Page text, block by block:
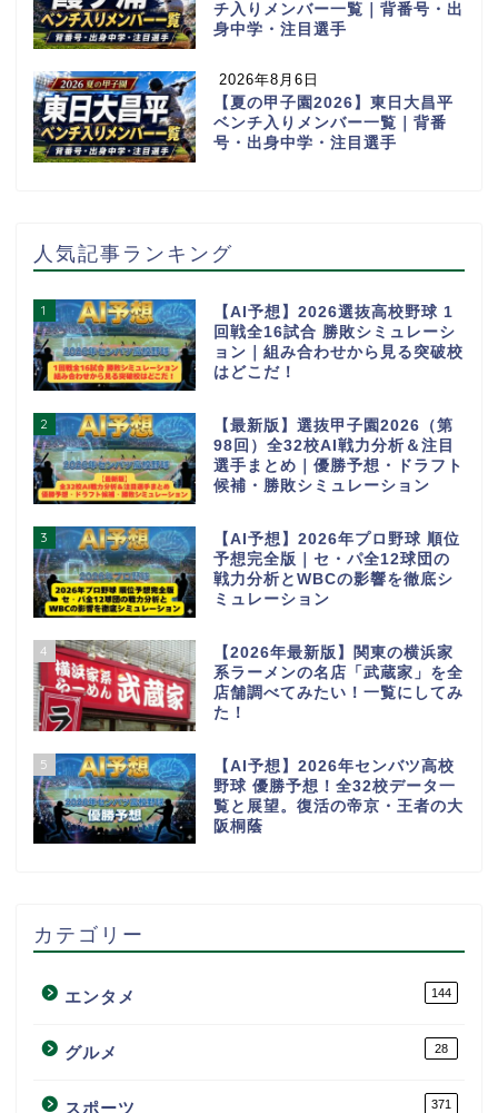
チ入りメンバー一覧｜背番号・出
身中学・注目選手
2026年8月6日
【夏の甲子園2026】東日大昌平
ベンチ入りメンバー一覧｜背番
号・出身中学・注目選手
人気記事ランキング
1
【AI予想】2026選抜高校野球 1
回戦全16試合 勝敗シミュレーシ
ョン｜組み合わせから見る突破校
はどこだ！
2
【最新版】選抜甲子園2026（第
98回）全32校AI戦力分析＆注目
選手まとめ｜優勝予想・ドラフト
候補・勝敗シミュレーション
3
【AI予想】2026年プロ野球 順位
予想完全版｜セ・パ全12球団の
戦力分析とWBCの影響を徹底シ
ミュレーション
4
【2026年最新版】関東の横浜家
系ラーメンの名店「武蔵家」を全
店舗調べてみたい！一覧にしてみ
た！
5
【AI予想】2026年センバツ高校
野球 優勝予想！全32校データ一
覧と展望。復活の帝京・王者の大
阪桐蔭
カテゴリー
エンタメ 144
グルメ 28
スポーツ 371